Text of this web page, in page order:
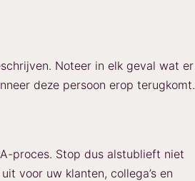
Noteer in elk geval wat er
deze persoon erop terugkomt.
proces. Stop dus alstublieft niet
voor uw klanten, collega’s en